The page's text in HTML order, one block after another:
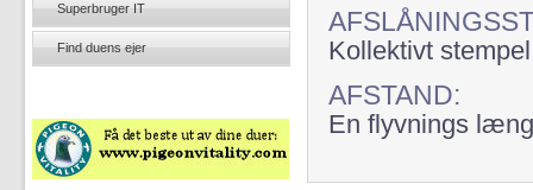
Kollektivt
AFSTAND:
En flyvnings
Superbruger IT
Find duens ejer